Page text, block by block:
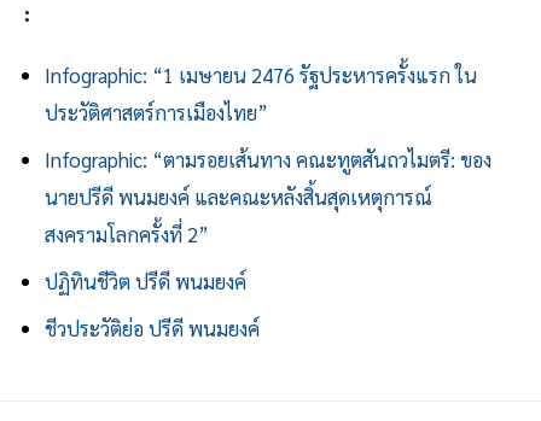
:
Infographic: “1 เมษายน 2476 รัฐประหารครั้งแรก ใน
ประวัติศาสตร์การเมืองไทย”
Infographic: “ตามรอยเส้นทาง คณะทูตสันถวไมตรี: ของ
นายปรีดี พนมยงค์ และคณะหลังสิ้นสุดเหตุการณ์
สงครามโลกครั้งที่ 2”
ปฏิทินชีวิต ปรีดี พนมยงค์
ชีวประวัติย่อ ปรีดี พนมยงค์